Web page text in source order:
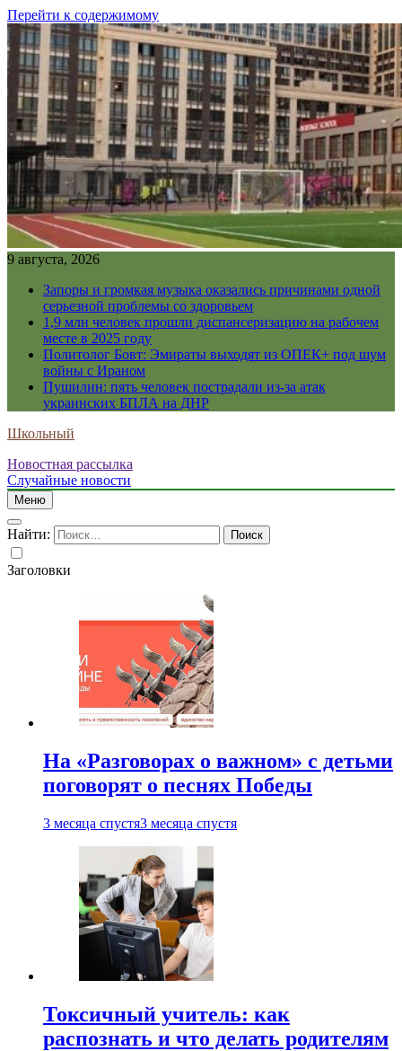
Перейти к содержимому
9 августа, 2026
Запоры и громкая музыка оказались причинами одной
серьезной проблемы со здоровьем
1,9 млн человек прошли диспансеризацию на рабочем
месте в 2025 году
Политолог Бовт: Эмираты выходят из ОПЕК+ под шум
войны с Ираном
Пушилин: пять человек пострадали из-за атак
украинских БПЛА на ДНР
Школьный
Новостная рассылка
Случайные новости
Меню
Найти:
Заголовки
На «Разговорах о важном» с детьми
поговорят о песнях Победы
3 месяца спустя3 месяца спустя
Токсичный учитель: как
распознать и что делать родителям